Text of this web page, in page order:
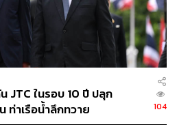
พรรคภูมิใจไทย
ศุภจี สุธรรมพันธุ์
JTC ในรอบ 10 ปี ปลุก
ท่าเรือน้ำลึกทวาย
104